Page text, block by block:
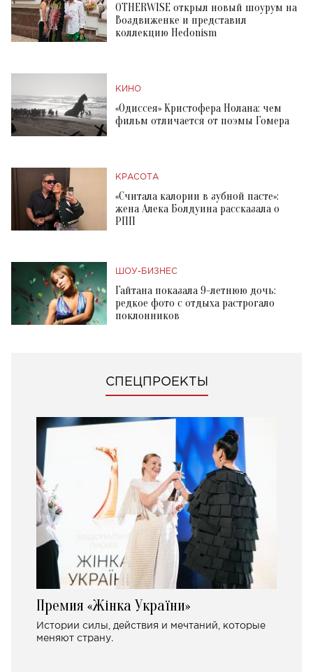
OTHERWISE открыл новый шоурум на
Воздвиженке и представил
коллекцию Hedonism
КИНО
«Одиссея» Кристофера Нолана: чем
фильм отличается от поэмы Гомера
КРАСОТА
«Считала калории в зубной пасте»:
жена Алека Болдуина рассказала о
РПП
ШОУ-БИЗНЕС
Гайтана показала 9-летнюю дочь:
редкое фото с отдыха растрогало
поклонников
СПЕЦПРОЕКТЫ
Премия «Жінка України»
Истории силы, действия и мечтаний, которые
меняют страну.